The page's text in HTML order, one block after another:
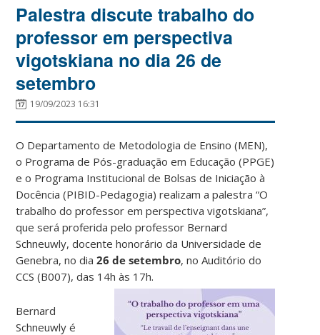
Palestra discute trabalho do
professor em perspectiva
vigotskiana no dia 26 de
setembro
19/09/2023 16:31
O Departamento de Metodologia de Ensino (MEN),
o Programa de Pós-graduação em Educação (PPGE)
e o Programa Institucional de Bolsas de Iniciação à
Docência (PIBID-Pedagogia) realizam a palestra “O
trabalho do professor em perspectiva vigotskiana”,
que será proferida pelo professor Bernard
Schneuwly, docente honorário da Universidade de
Genebra, no dia26 de setembro, no Auditório do
CCS (B007), das 14h às 17h.
Bernard
Schneuwly é